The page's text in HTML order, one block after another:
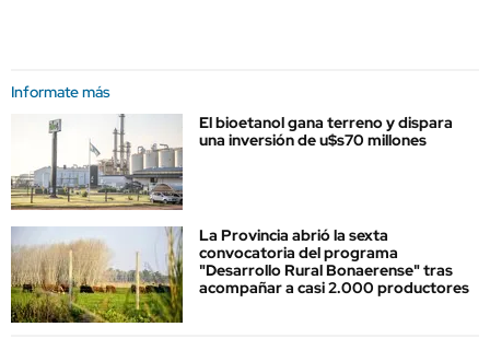
Informate más
El bioetanol gana terreno y dispara
una inversión de u$s70 millones
La Provincia abrió la sexta
convocatoria del programa
"Desarrollo Rural Bonaerense" tras
acompañar a casi 2.000 productores